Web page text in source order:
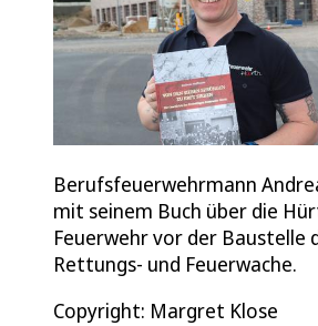
Berufsfeuerwehrmann
mit seinem Buch über die
Feuerwehr vor der Baustelle
Rettungs- und Feuerwache.
Copyright: Margret Klose